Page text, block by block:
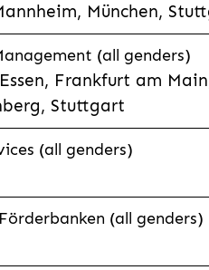
München,
(all genders)
Frankfurt am
Stuttgart
(all genders)
(all genders)